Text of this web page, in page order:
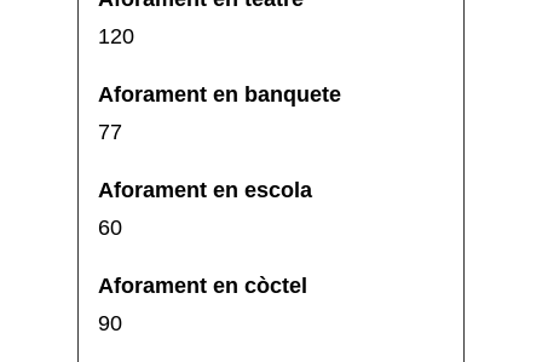
120
77
60
90